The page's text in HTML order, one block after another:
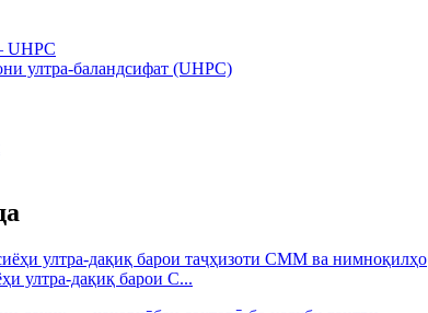
UHPC
ултра-баландсифат (UHPC)
ултра-дақиқ барои C...